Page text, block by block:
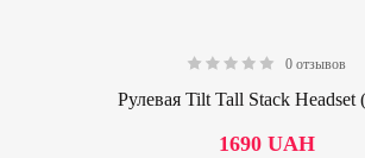
0 отзывов
Рулевая Tilt Tall Stack Headset
1690 UAH